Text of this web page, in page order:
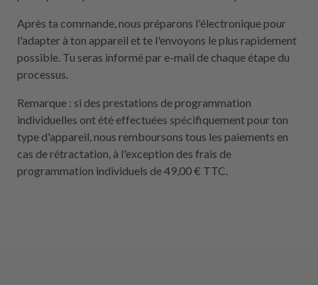
Après ta commande, nous préparons l'électronique pour
l'adapter à ton appareil et te l'envoyons le plus rapidement
possible. Tu seras informé par e-mail de chaque étape du
processus.
Remarque : si des prestations de programmation
individuelles ont été effectuées spécifiquement pour ton
type d'appareil, nous remboursons tous les paiements en
cas de rétractation, à l'exception des frais de
programmation individuels de 49,00 € TTC.